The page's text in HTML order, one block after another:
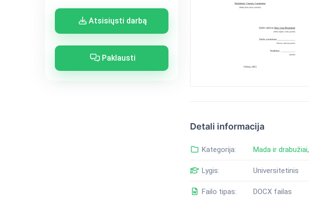
Atsisiųsti darbą
Paklausti
Detali informacija
Kategorija: Mada ir drabužiai,
Lygis: Universitetinis
Failo tipas: DOCX failas